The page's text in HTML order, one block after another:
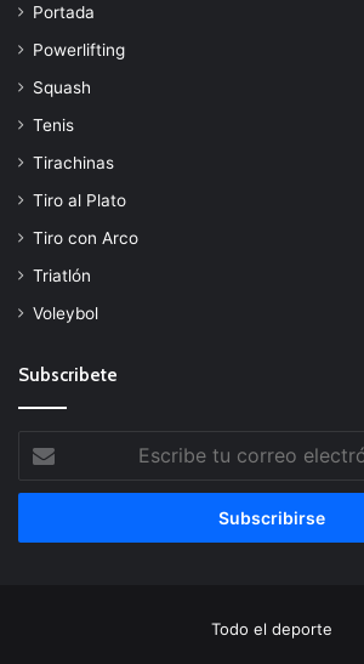
Portada
Powerlifting
Squash
Tenis
Tirachinas
Tiro al Plato
Tiro con Arco
Triatlón
Voleybol
Subscribete
tu
correo
Todo el deporte